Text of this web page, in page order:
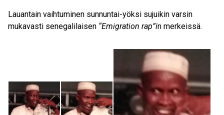
Lauantain vaihtuminen sunnuntai-yöksi sujuikin varsin
mukavasti senegalilaisen “Emigration rap”in merkeissä.